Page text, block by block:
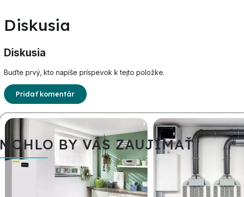
Diskusia
Diskusia
Buďte prvý, kto napíše príspevok k tejto položke.
Pridať komentár
MOHLO BY VÁS ZAUJÍMAŤ